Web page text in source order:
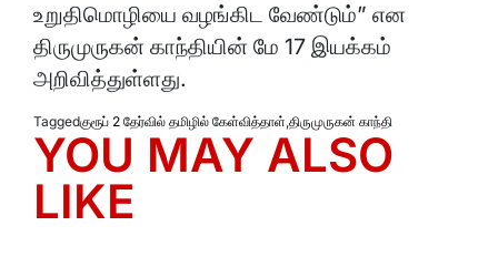
உறுதிமொழியை வழங்கிட வேண்டும்” என
திருமுருகன் காந்தியின் மே 17 இயக்கம்
அறிவித்துள்ளது.
Taggedகுரூப் 2 தேர்வில் தமிழில் கேள்வித்தாள்,திருமுருகன் காந்தி
YOU MAY ALSO
LIKE